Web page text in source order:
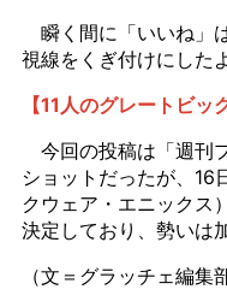
瞬く間に「いいね」
視線をくぎ付けにした
【11人のグレートビッ
今回の投稿は「週刊
ショットだったが、16
クウェア・エニックス
決定しており、勢いは
（文＝グラッチェ編集